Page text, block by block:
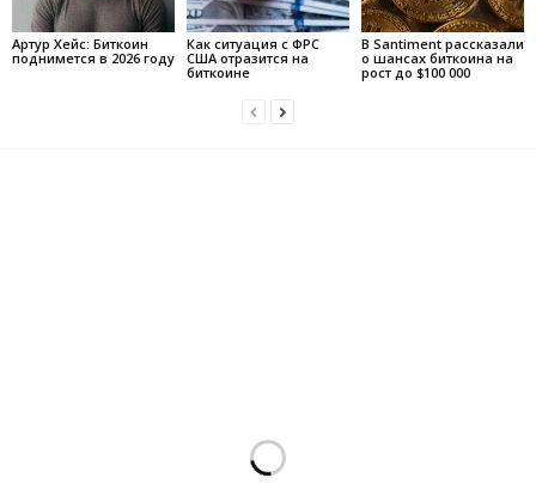
Артур Хейс: Биткоин
поднимется в 2026 году
Как ситуация с ФРС
США отразится на
биткоине
В Santiment рассказали
о шансах биткоина на
рост до $100 000